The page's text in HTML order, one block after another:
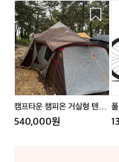
캠
프
타
운
챔
피
온
거
실
형
캠프타운 챔피온 거실형 텐트
팝니다
540,000원
s
7
d